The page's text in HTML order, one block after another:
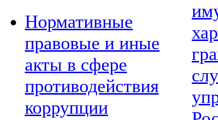
Нормативные
правовые и иные
акты в сфере
противодействия
коррупции